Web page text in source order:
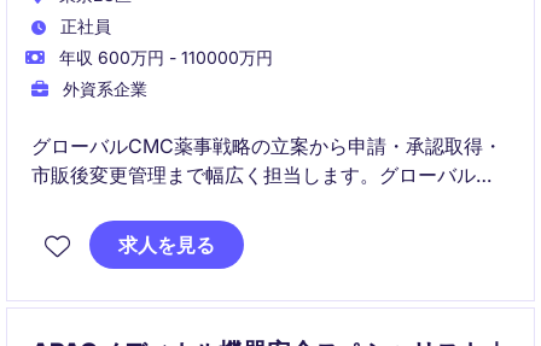
正社員
年収 600万円 - 110000万円
外資系企業
グローバルCMC薬事戦略の立案から申請・承認取得・
市販後変更管理まで幅広く担当します。グローバル薬
求人を見る